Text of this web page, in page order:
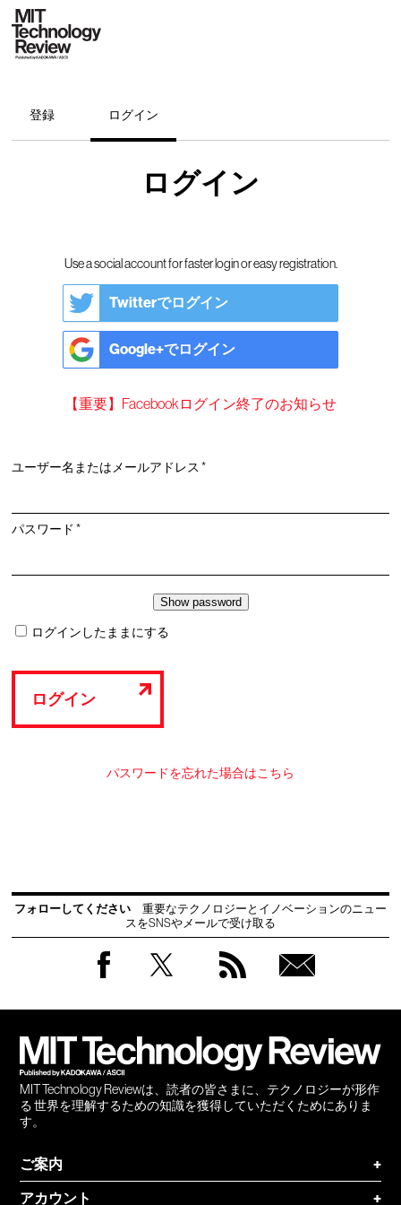
登録 ログイン
ログイン
Use a social account for faster login or easy registration.
Twitterでログイン
Google+でログイン
【重要】Facebookログイン終了のお知らせ
ユーザー名またはメールアドレス*必
パスワード*必
ログインしたままにする
ログイン
パスワードを忘れた場合はこちら
フォローしてください
重要なテクノロジーとイノベーションのニュー
スをSNSやメールで受け取る
MIT Technology Reviewは、読者の皆さまに、テクノロジーが形作
る 世界を理解するための知識を獲得していただくためにありま
す。
ご案内
+
アカウント
+